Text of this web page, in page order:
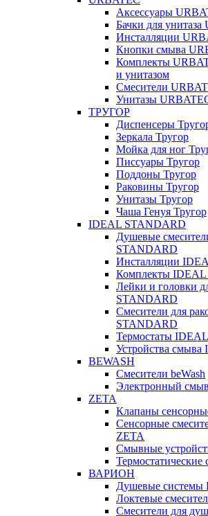
Аксессуары
Бачки для
Инсталляции
Кнопки смыва
Комплекты
и унитазом
Смесители
Унитазы
ТРУГОР
Диспенсеры
Зеркала Тругор
Мойка для ног
Писсуары Тругор
Поддоны Тругор
Раковины Тругор
Унитазы Тругор
Чаша Генуя Тругор
IDEAL STANDARD
Душевые
STANDARD
Инсталляции
Комплекты
Лейки и головки
STANDARD
Смесители для
STANDARD
Термостаты
Устройства
BEWASH
Смесители beWash
Электронный смыв
ZETA
Клапаны
Сенсорные
ZETA
Смывные
Термостатические
ВАРИОН
Душевые системы
Локтевые
Смесители для